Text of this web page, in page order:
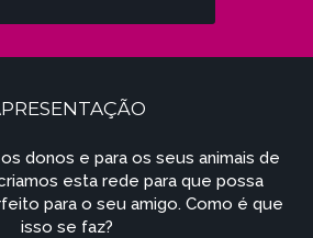
donos e para os seus animais de
esta rede para que possa
para o seu amigo. Como é que
isso se faz?